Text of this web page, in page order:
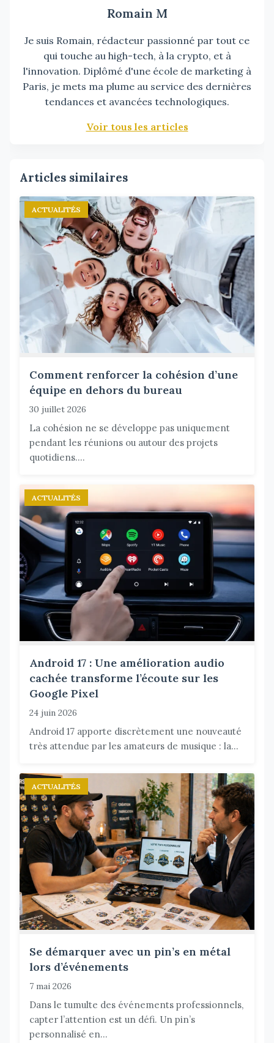
Romain M
Je suis Romain, rédacteur passionné par tout ce
qui touche au high-tech, à la crypto, et à
l'innovation. Diplômé d'une école de marketing à
Paris, je mets ma plume au service des dernières
tendances et avancées technologiques.
Voir tous les articles
Articles similaires
ACTUALITÉS
Comment renforcer la cohésion d’une
équipe en dehors du bureau
30 juillet 2026
La cohésion ne se développe pas uniquement
pendant les réunions ou autour des projets
quotidiens....
ACTUALITÉS
Android 17 : Une amélioration audio
cachée transforme l’écoute sur les
Google Pixel
24 juin 2026
Android 17 apporte discrètement une nouveauté
très attendue par les amateurs de musique : la...
ACTUALITÉS
Se démarquer avec un pin’s en métal
lors d’événements
7 mai 2026
Dans le tumulte des événements professionnels,
capter l’attention est un défi. Un pin’s
personnalisé en...